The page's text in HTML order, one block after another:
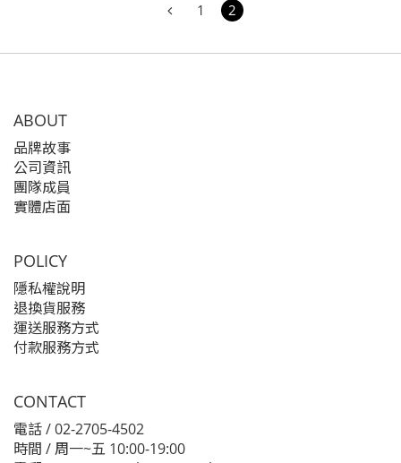
1 2
ABOUT
品牌故事
公司資訊
團隊成員
實體店面
POLICY
隱私權說明
退換貨服務
運送服務方式
付款服務方式
CONTACT
電話 / 02-2705-4502
時間 / 周一~五 10:00-19:00